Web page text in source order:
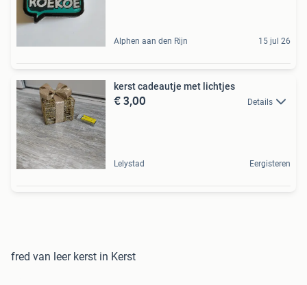
Alphen aan den Rijn 15 jul 26
kerst cadeautje met lichtjes
€ 3,00 Details
Lelystad Eergisteren
fred van leer kerst in Kerst